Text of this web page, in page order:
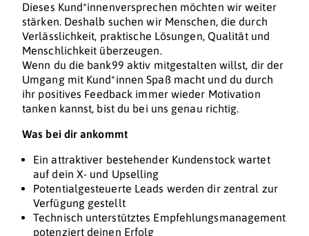
Dieses Kund*innenversprechen möchten wir weiter
stärken. Deshalb suchen wir Menschen, die durch
Verlässlichkeit, praktische Lösungen, Qualität und
Menschlichkeit überzeugen.
Wenn du die bank99 aktiv mitgestalten willst, dir der
Umgang mit Kund*innen Spaß macht und du durch
ihr positives Feedback immer wieder Motivation
tanken kannst, bist du bei uns genau richtig.
Was bei dir ankommt
Ein attraktiver bestehender Kundenstock wartet
auf dein X- und Upselling
Potentialgesteuerte Leads werden dir zentral zur
Verfügung gestellt
Technisch unterstütztes Empfehlungsmanagement
potenziert deinen Erfolg